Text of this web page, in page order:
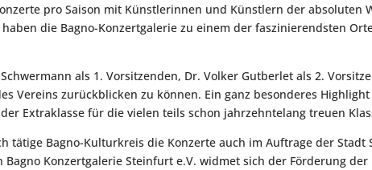
pro Saison mit Künstlerinnen und Künstlern der absoluten
die Bagno-Konzertgalerie zu einem der faszinierendsten
als 1. Vorsitzenden, Dr. Volker Gutberlet als 2.
Vereins zurückblicken zu können. Ein ganz besonderes
Extraklasse für die vielen teils schon jahrzehntelang treuen
tätige Bagno-Kulturkreis die Konzerte auch im Auftrage der
Bagno Konzertgalerie Steinfurt e.V. widmet sich der Förderung